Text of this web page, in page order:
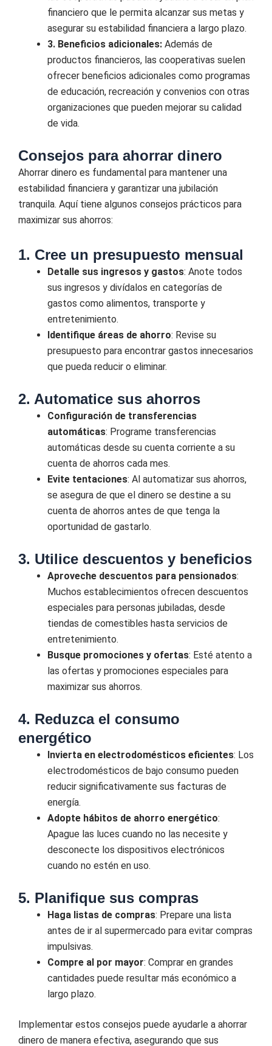
financiero que le permita alcanzar sus metas y
asegurar su estabilidad financiera a largo plazo.
3. Beneficios adicionales: Además de
productos financieros, las cooperativas suelen
ofrecer beneficios adicionales como programas
de educación, recreación y convenios con otras
organizaciones que pueden mejorar su calidad
de vida.
Consejos para ahorrar dinero
Ahorrar dinero es fundamental para mantener una
estabilidad financiera y garantizar una jubilación
tranquila. Aquí tiene algunos consejos prácticos para
maximizar sus ahorros:
1. Cree un presupuesto mensual
Detalle sus ingresos y gastos: Anote todos
sus ingresos y divídalos en categorías de
gastos como alimentos, transporte y
entretenimiento.
Identifique áreas de ahorro: Revise su
presupuesto para encontrar gastos innecesarios
que pueda reducir o eliminar.
2. Automatice sus ahorros
Configuración de transferencias
automáticas: Programe transferencias
automáticas desde su cuenta corriente a su
cuenta de ahorros cada mes.
Evite tentaciones: Al automatizar sus ahorros,
se asegura de que el dinero se destine a su
cuenta de ahorros antes de que tenga la
oportunidad de gastarlo.
3. Utilice descuentos y beneficios
Aproveche descuentos para pensionados:
Muchos establecimientos ofrecen descuentos
especiales para personas jubiladas, desde
tiendas de comestibles hasta servicios de
entretenimiento.
Busque promociones y ofertas: Esté atento a
las ofertas y promociones especiales para
maximizar sus ahorros.
4. Reduzca el consumo
energético
Invierta en electrodomésticos eficientes: Los
electrodomésticos de bajo consumo pueden
reducir significativamente sus facturas de
energía.
Adopte hábitos de ahorro energético:
Apague las luces cuando no las necesite y
desconecte los dispositivos electrónicos
cuando no estén en uso.
5. Planifique sus compras
Haga listas de compras: Prepare una lista
antes de ir al supermercado para evitar compras
impulsivas.
Compre al por mayor: Comprar en grandes
cantidades puede resultar más económico a
largo plazo.
Implementar estos consejos puede ayudarle a ahorrar
dinero de manera efectiva, asegurando que sus